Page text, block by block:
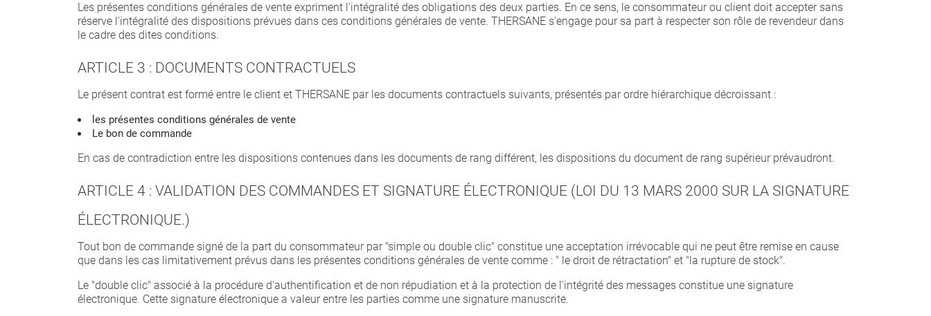
Les présentes conditions générales de vente expriment l'intégralité des obligations des deux parties. En ce sens, le consommateur ou client doit accepter sans
réserve l'intégralité des dispositions prévues dans ces conditions générales de vente. THERSANE s'engage pour sa part à respecter son rôle de revendeur dans
le cadre des dites conditions.
ARTICLE 3 : DOCUMENTS CONTRACTUELS
Le présent contrat est formé entre le client et THERSANE par les documents contractuels suivants, présentés par ordre hiérarchique décroissant :
les présentes conditions générales de vente
Le bon de commande
En cas de contradiction entre les dispositions contenues dans les documents de rang différent, les dispositions du document de rang supérieur prévaudront.
ARTICLE 4 : VALIDATION DES COMMANDES ET SIGNATURE ÉLECTRONIQUE (LOI DU 13 MARS 2000 SUR LA SIGNATURE
ÉLECTRONIQUE.)
Tout bon de commande signé de la part du consommateur par "simple ou double clic" constitue une acceptation irrévocable qui ne peut être remise en cause
que dans les cas limitativement prévus dans les présentes conditions générales de vente comme : " le droit de rétractation" et "la rupture de stock".
Le "double clic" associé à la procédure d'authentification et de non répudiation et à la protection de l'intégrité des messages constitue une signature
électronique. Cette signature électronique a valeur entre les parties comme une signature manuscrite.